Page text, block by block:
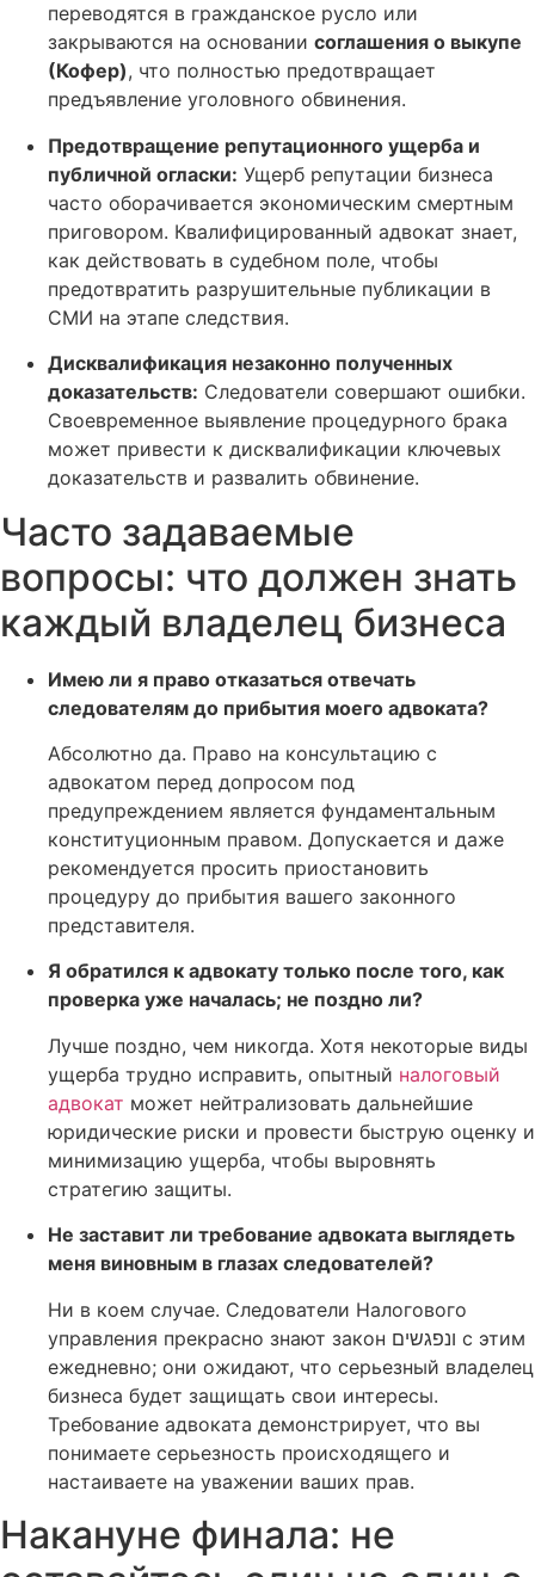
переводятся в гражданское русло или
закрываются на основании соглашения о выкупе
(Кофер), что полностью предотвращает
предъявление уголовного обвинения.
Предотвращение репутационного ущерба и
публичной огласки: Ущерб репутации бизнеса
часто оборачивается экономическим смертным
приговором. Квалифицированный адвокат знает,
как действовать в судебном поле, чтобы
предотвратить разрушительные публикации в
СМИ на этапе следствия.
Дисквалификация незаконно полученных
доказательств: Следователи совершают ошибки.
Своевременное выявление процедурного брака
может привести к дисквалификации ключевых
доказательств и развалить обвинение.
Часто задаваемые
вопросы: что должен знать
каждый владелец бизнеса
Имею ли я право отказаться отвечать
следователям до прибытия моего адвоката?
Абсолютно да. Право на консультацию с
адвокатом перед допросом под
предупреждением является фундаментальным
конституционным правом. Допускается и даже
рекомендуется просить приостановить
процедуру до прибытия вашего законного
представителя.
Я обратился к адвокату только после того, как
проверка уже началась; не поздно ли?
Лучше поздно, чем никогда. Хотя некоторые виды
ущерба трудно исправить, опытный налоговый
адвокат может нейтрализовать дальнейшие
юридические риски и провести быструю оценку и
минимизацию ущерба, чтобы выровнять
стратегию защиты.
Не заставит ли требование адвоката выглядеть
меня виновным в глазах следователей?
Ни в коем случае. Следователи Налогового
управления прекрасно знают закон ונפגשים с этим
ежедневно; они ожидают, что серьезный владелец
бизнеса будет защищать свои интересы.
Требование адвоката демонстрирует, что вы
понимаете серьезность происходящего и
настаиваете на уважении ваших прав.
Накануне финала: не